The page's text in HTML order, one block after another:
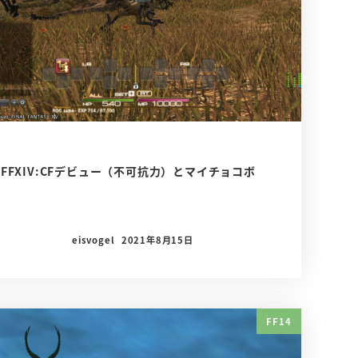
FFXIV:CFデビュー（不可抗力）とマイチョコボ
eisvogel 2021年8月15日
FF14